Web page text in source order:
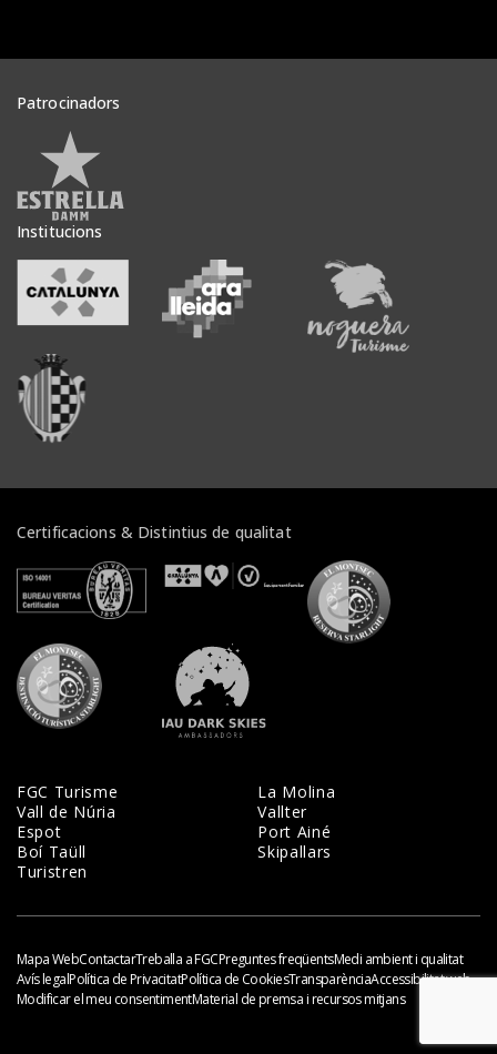
Patrocinadors
Institucions
Veure institucionsVeure institucions
Certificacions & Distintius de qualitat
Veure certificats Veure certificats
Veure certificats
FGC Turisme
La Molina
Vall de Núria
Vallter
Espot
Port Ainé
Boí Taüll
Skipallars
Turistren
Mapa WebContactarTreballa a FGCPreguntes freqüentsMedi ambient i qualitat
Avís legalPolítica de PrivacitatPolítica de CookiesTransparènciaAccessibilitat web
Modificar el meu consentimentMaterial de premsa i recursos mitjans